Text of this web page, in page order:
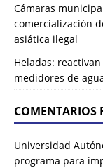
Cámaras
comercialización
asiática ilegal
Heladas:
medidores de
COMENTARIOS
Universidad
programa para